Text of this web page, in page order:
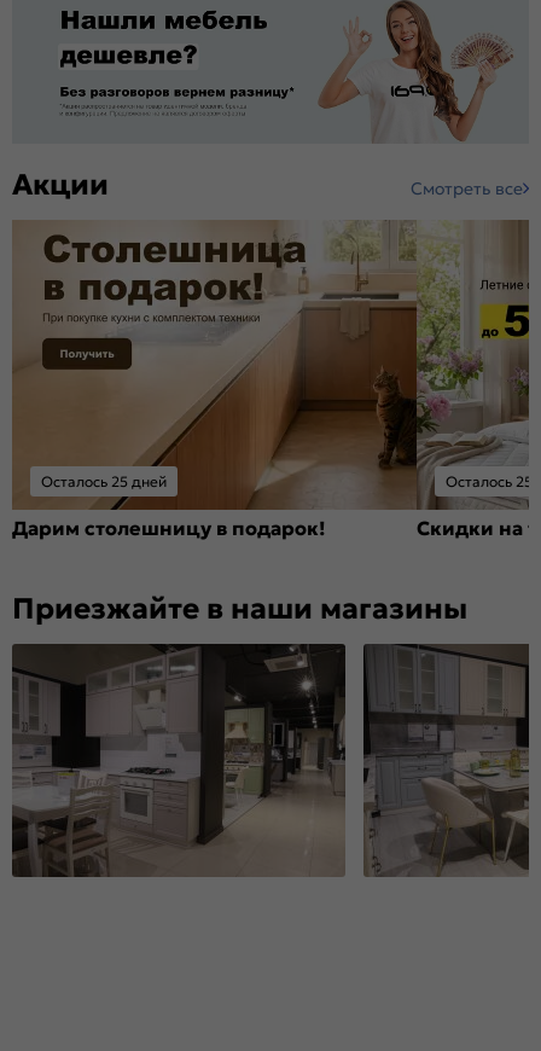
Акции Смотреть все
Осталось 25 дней
Дарим столешницу в подарок!
Осталось 25
Скидки на
Приезжайте в наши магазины